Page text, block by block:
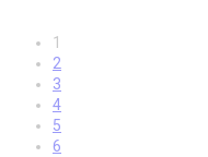
1
2
3
4
5
6